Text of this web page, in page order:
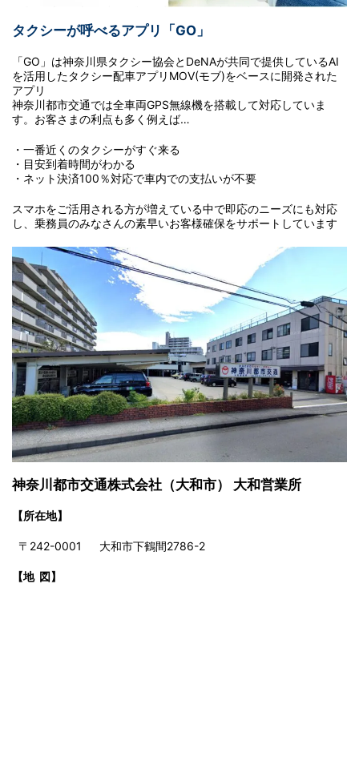
タクシーが呼べるアプリ「GO」
「GO」は神奈川県タクシー協会とDeNAが共同で提供しているAI
を活用したタクシー配車アプリMOV(モブ)をベースに開発された
アプリ
神奈川都市交通では全車両GPS無線機を搭載して対応していま
す。お客さまの利点も多く例えば…
・一番近くのタクシーがすぐ来る
・目安到着時間がわかる
・ネット決済100％対応で車内での支払いが不要
スマホをご活用される方が増えている中で即応のニーズにも対応
し、乗務員のみなさんの素早いお客様確保をサポートしています
神奈川都市交通株式会社（大和市） 大和営業所
【所在地】
〒242-0001 大和市下鶴間2786-2
【地 図】